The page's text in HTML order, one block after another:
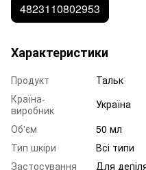
4823110802953
Характеристики
Продукт
Тальк
Країна-
виробник
Україна
Об'єм
50 мл
Тип шкіри
Всі типи
Застосування
Для